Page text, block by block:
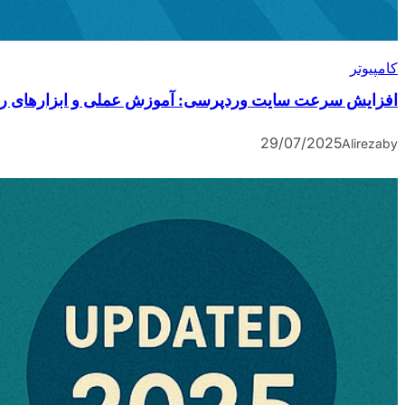
کامپیوتر
افزایش سرعت سایت وردپرسی: آموزش عملی و ابزارهای
by
Alireza
29/07/2025